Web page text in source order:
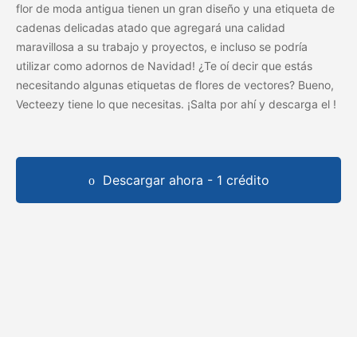
flor de moda antigua tienen un gran diseño y una etiqueta de
cadenas delicadas atado que agregará una calidad
maravillosa a su trabajo y proyectos, e incluso se podría
utilizar como adornos de Navidad! ¿Te oí decir que estás
necesitando algunas etiquetas de flores de vectores? Bueno,
Vecteezy tiene lo que necesitas. ¡Salta por ahí y descarga el !
Descargar ahora - 1 crédito